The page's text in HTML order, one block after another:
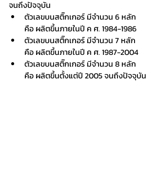
จนถึงปัจจุบัน
ตัวเลขบนสติ๊กเกอร์ มีจำนวน 6 หลัก
คือ ผลิตขึ้นภายในปี ค ศ. 1984-1986
ตัวเลขบนสติ๊กเกอร์ มีจำนวน 7 หลัก
คือ ผลิตขึ้นภายในปี ค ศ. 1987-2004
ตัวเลขบนสติ๊กเกอร์ มีจำนวน 8 หลัก
คือ ผลิตขึ้นตั้งแต่ปี 2005 จนถึงปัจจุบัน